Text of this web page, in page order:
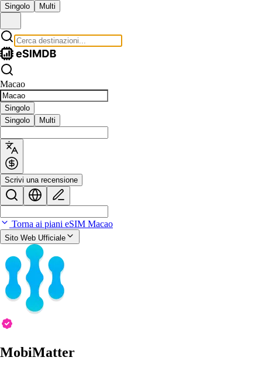
Singolo Multi
Macao
Singolo
Singolo
Multi
Scrivi una recensione
Torna ai piani eSIM Macao
Sito Web Ufficiale
MobiMatter